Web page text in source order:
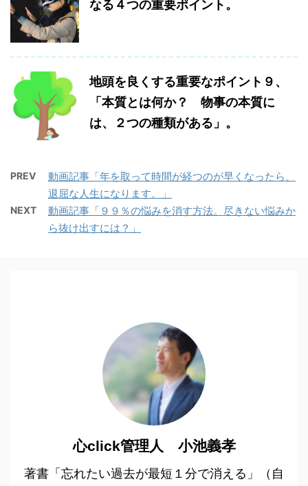
なる４つの重要ポイント。
地頭を良くする重要なポイント９、
「本質とは何か？ 物事の本質に
は、２つの種類がある」。
PREV
動画記事「年を取って時間が経つのが早くなったら、
退屈な人生になります。」
NEXT
動画記事「９９％の悩みを消す方法。尽きない悩みか
ら抜け出すには？」
心click管理人 小池義孝
著書「忘れたい過去が最短１分で消える」（自